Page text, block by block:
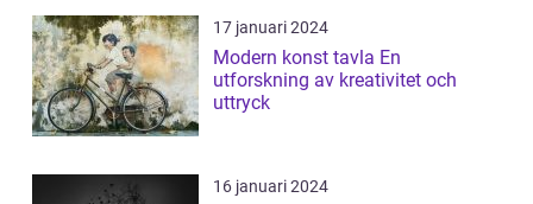
17 januari 2024
Modern konst tavla En
utforskning av kreativitet och
uttryck
16 januari 2024